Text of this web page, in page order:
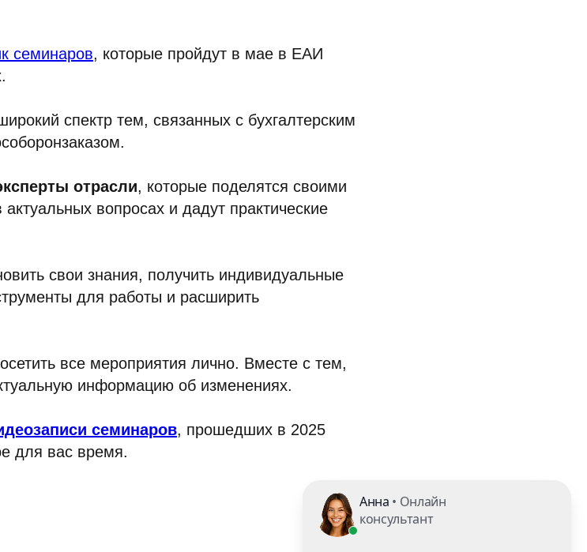
семинаров, которые пройдут в мае в ЕАИ
спектр тем, связанных с бухгалтерским
отрасли, которые поделятся своими
вопросах и дадут практические
свои знания, получить индивидуальные
для работы и расширить
все мероприятия лично. Вместе с тем,
информацию об изменениях.
семинаров, прошедших в 2025
для вас время.